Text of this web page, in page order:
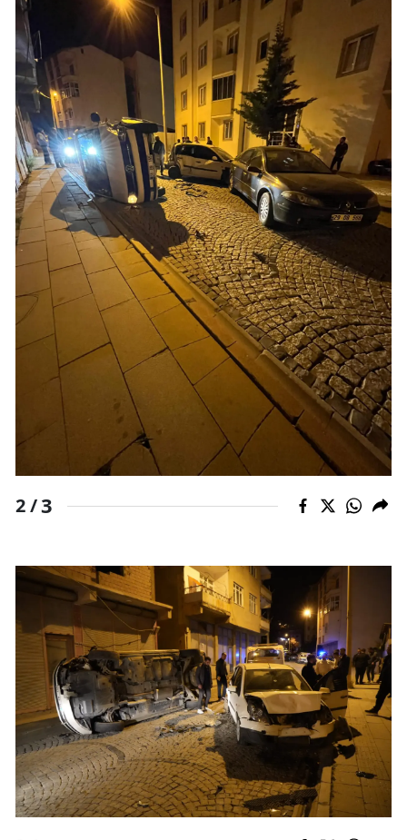
Samsun
Siirt
Sinop
Sivas
Tekirdağ
Tokat
Trabzon
Tunceli
Şanlıurfa
Uşak
Yozgat
Zonguldak
Karaman
Kırıkkale
Batman
Şırnak
Bartın
Ardahan
Iğdır
2 /3